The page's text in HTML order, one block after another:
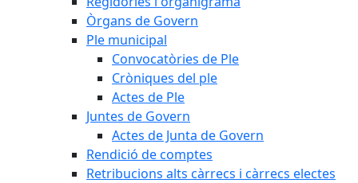
Òrgans de Govern
Ple municipal
Convocatòries de Ple
Cròniques del ple
Actes de Ple
Juntes de Govern
Actes de Junta de Govern
Rendició de comptes
Retribucions alts càrrecs i càrrecs electes